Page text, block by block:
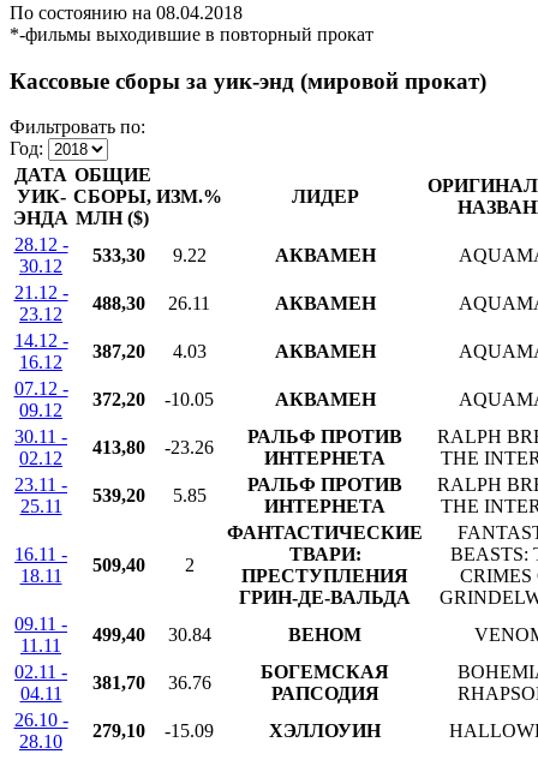
По состоянию на 08.04.2018
*-фильмы выходившие в повторный прокат
Кассовые сборы за уик-энд (мировой прокат)
Фильтровать по:
Год:
ДАТА
УИК-
ЭНДА
ОБЩИЕ
СБОРЫ,
МЛН ($)
ИЗМ.% ЛИДЕР
28.12 -
30.12
533,30 9.22 АКВАМЕН
21.12 -
23.12
488,30 26.11 АКВАМЕН
14.12 -
16.12
387,20 4.03 АКВАМЕН
07.12 -
09.12
372,20 -10.05 АКВАМЕН
30.11 -
02.12
413,80 -23.26
РАЛЬФ ПРОТИВ
ИНТЕРНЕТА
RALPH
THE
23.11 -
25.11
539,20 5.85
РАЛЬФ ПРОТИВ
ИНТЕРНЕТА
RALPH
THE
16.11 -
18.11
509,40 2
ФАНТАСТИЧЕСКИЕ
ТВАРИ:
ПРЕСТУПЛЕНИЯ
ГРИН-ДЕ-ВАЛЬДА
BEASTS:
CRIMES
09.11 -
11.11
499,40 30.84 ВЕНОМ
02.11 -
04.11
381,70 36.76
БОГЕМСКАЯ
РАПСОДИЯ
26.10 -
28.10
279,10 -15.09 ХЭЛЛОУИН